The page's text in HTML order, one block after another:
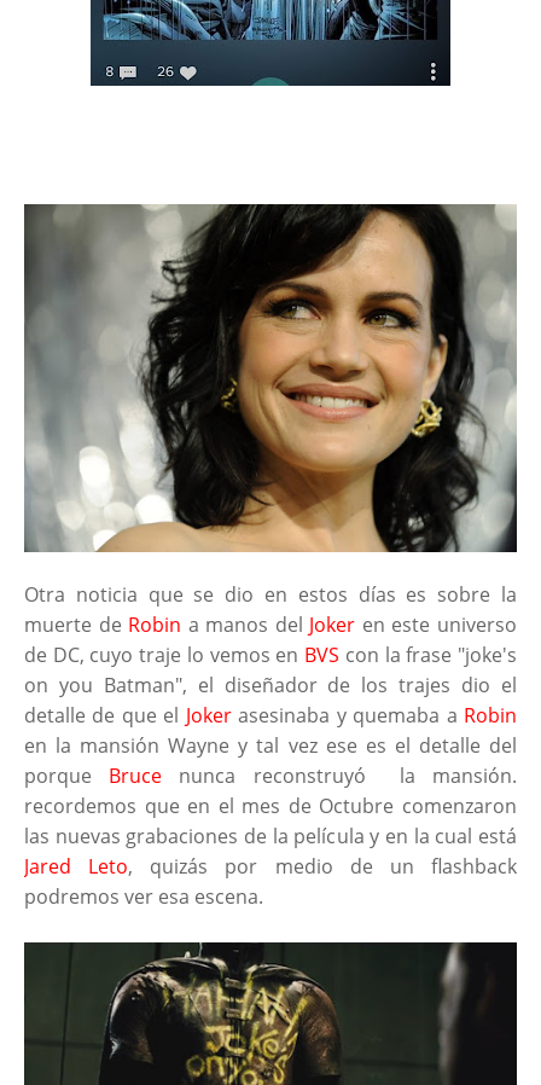
Otra noticia que se dio en estos días es sobre la
muerte de Robin a manos del Joker en este universo
de DC, cuyo traje lo vemos en BVS con la frase "joke's
on you Batman", el diseñador de los trajes dio el
detalle de que el Jokerasesinaba y quemaba a Robin
en la mansión Wayne y tal vez ese es el detalle del
porque Bruce nunca reconstruyó la mansión.
recordemos que en el mes de Octubre comenzaron
las nuevas grabaciones de la película y en la cual está
Jared Leto, quizás por medio de un flashback
podremos ver esa escena.